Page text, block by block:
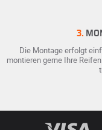
3.
Die Montage erfolgt
montieren gerne Ihre